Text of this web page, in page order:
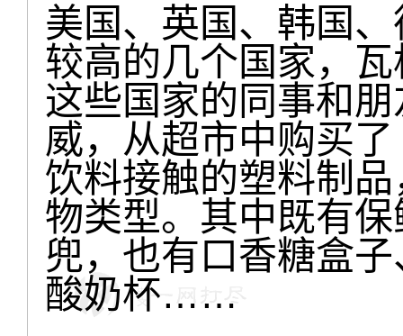
美国、英国、韩国
较高的几个国家，
这些国家的同事和
威，从超市中购买
饮料接触的塑料制
物类型。其中既有
兜，也有口香糖盒
酸奶杯……